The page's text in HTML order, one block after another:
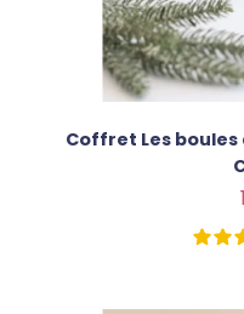
Coffret Les boules